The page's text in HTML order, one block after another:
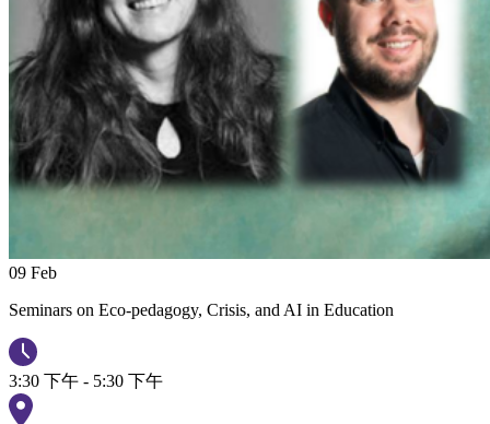
09 Feb
Seminars on Eco-pedagogy, Crisis, and AI in Education
3:30 下午 - 5:30 下午